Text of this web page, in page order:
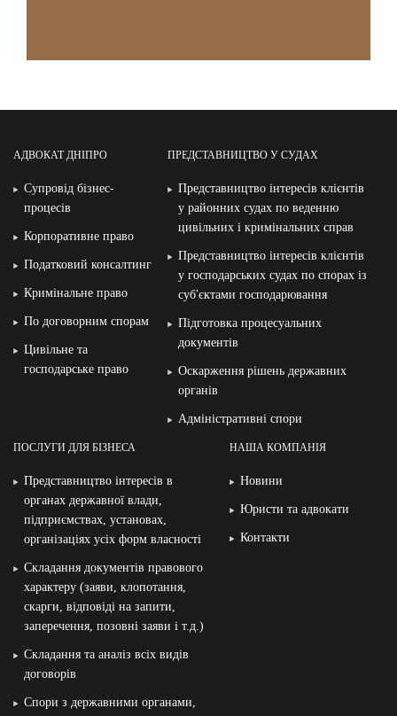
АДВОКАТ ДНІПРО
Супровід бізнес-
процесів
Корпоративне право
Податковий консалтинг
Кримінальне право
По договорним спорам
Цивільне та
господарське право
ПРЕДСТАВНИЦТВО У СУДАХ
Представництво інтересів клієнтів
у районних судах по веденню
цивільних і кримінальних справ
Представництво інтересів клієнтів
у господарських судах по спорах із
суб′єктами господарювання
Підготовка процесуальних
документів
Оскарження рішень державних
органів
Адміністративні спори
ПОСЛУГИ ДЛЯ БІЗНЕСА
Представництво інтересів в
органах державної влади,
підприємствах, установах,
організаціях усіх форм власності
Складання документів правового
характеру (заяви, клопотання,
скарги, відповіді на запити,
заперечення, позовні заяви і т.д.)
Складання та аналіз всіх видів
договорів
Спори з державними органами,
НАША КОМПАНІЯ
Новини
Юристи та адвокати
Контакти